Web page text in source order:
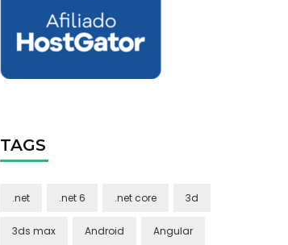
TAGS
.net .net 6 .net core 3d
3ds max Android Angular